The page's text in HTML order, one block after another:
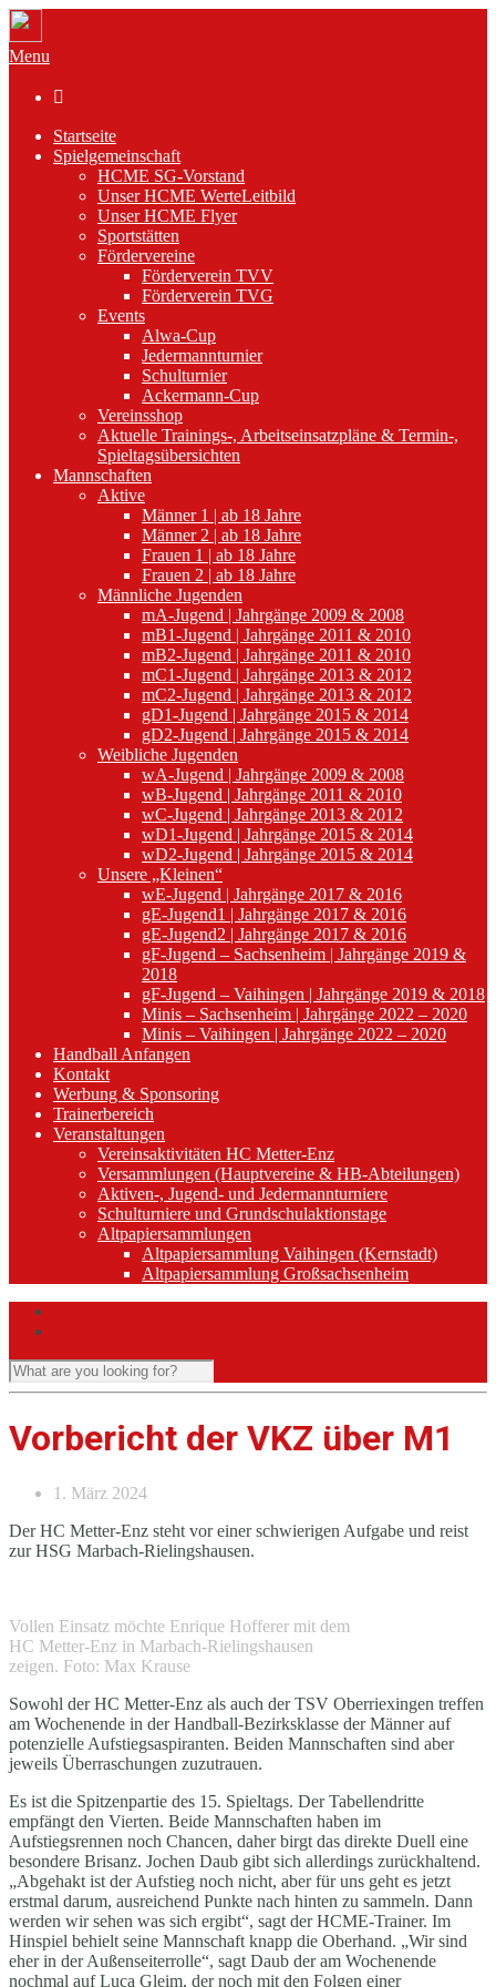
Menu

Startseite
Spielgemeinschaft
HCME SG-Vorstand
Unser HCME WerteLeitbild
Unser HCME Flyer
Sportstätten
Fördervereine
Förderverein TVV
Förderverein TVG
Events
Alwa-Cup
Jedermannturnier
Schulturnier
Ackermann-Cup
Vereinsshop
Aktuelle Trainings-, Arbeitseinsatzpläne & Termin-,
Spieltagsübersichten
Mannschaften
Aktive
Männer 1 | ab 18 Jahre
Männer 2 | ab 18 Jahre
Frauen 1 | ab 18 Jahre
Frauen 2 | ab 18 Jahre
Männliche Jugenden
mA-Jugend | Jahrgänge 2009 & 2008
mB1-Jugend | Jahrgänge 2011 & 2010
mB2-Jugend | Jahrgänge 2011 & 2010
mC1-Jugend | Jahrgänge 2013 & 2012
mC2-Jugend | Jahrgänge 2013 & 2012
gD1-Jugend | Jahrgänge 2015 & 2014
gD2-Jugend | Jahrgänge 2015 & 2014
Weibliche Jugenden
wA-Jugend | Jahrgänge 2009 & 2008
wB-Jugend | Jahrgänge 2011 & 2010
wC-Jugend | Jahrgänge 2013 & 2012
wD1-Jugend | Jahrgänge 2015 & 2014
wD2-Jugend | Jahrgänge 2015 & 2014
Unsere „Kleinen“
wE-Jugend | Jahrgänge 2017 & 2016
gE-Jugend1 | Jahrgänge 2017 & 2016
gE-Jugend2 | Jahrgänge 2017 & 2016
gF-Jugend – Sachsenheim | Jahrgänge 2019 &
2018
gF-Jugend – Vaihingen | Jahrgänge 2019 & 2018
Minis – Sachsenheim | Jahrgänge 2022 – 2020
Minis – Vaihingen | Jahrgänge 2022 – 2020
Handball Anfangen
Kontakt
Werbung & Sponsoring
Trainerbereich
Veranstaltungen
Vereinsaktivitäten HC Metter-Enz
Versammlungen (Hauptvereine & HB-Abteilungen)
Aktiven-, Jugend- und Jedermannturniere
Schulturniere und Grundschulaktionstage
Altpapiersammlungen
Altpapiersammlung Vaihingen (Kernstadt)
Altpapiersammlung Großsachsenheim
Vorbericht der VKZ über M1
1. März 2024
Der HC Metter-Enz steht vor einer schwierigen Aufgabe und reist
zur HSG Marbach-Rielingshausen.
Vollen Einsatz möchte Enrique Hofferer mit dem
HC Metter-Enz in Marbach-Rielingshausen
zeigen. Foto: Max Krause
Sowohl der HC Metter-Enz als auch der TSV Oberriexingen treffen
am Wochenende in der Handball-Bezirksklasse der Männer auf
potenzielle Aufstiegsaspiranten. Beiden Mannschaften sind aber
jeweils Überraschungen zuzutrauen.
Es ist die Spitzenpartie des 15. Spieltags. Der Tabellendritte
empfängt den Vierten. Beide Mannschaften haben im
Aufstiegsrennen noch Chancen, daher birgt das direkte Duell eine
besondere Brisanz. Jochen Daub gibt sich allerdings zurückhaltend.
„Abgehakt ist der Aufstieg noch nicht, aber für uns geht es jetzt
erstmal darum, ausreichend Punkte nach hinten zu sammeln. Dann
werden wir sehen was sich ergibt“, sagt der HCME-Trainer. Im
Hinspiel behielt seine Mannschaft knapp die Oberhand. „Wir sind
eher in der Außenseiterrolle“, sagt Daub der am Wochenende
nochmal auf Luca Gleim, der noch mit den Folgen einer